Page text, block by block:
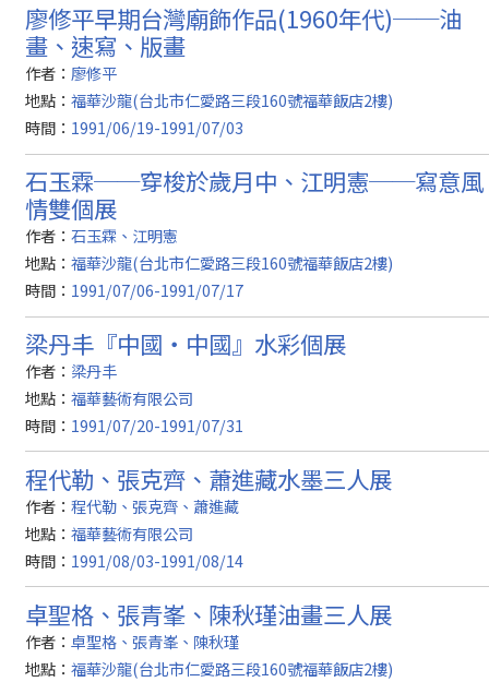
廖修平早期台灣廟飾作品(1960年代)──油
畫、速寫、版畫
作者： 廖修平
地點： 福華沙龍(台北市仁愛路三段160號福華飯店2樓)
時間： 1991/06/19-1991/07/03
石玉霖──穿梭於歲月中、江明憲──寫意風
情雙個展
作者： 石玉霖、江明憲
地點： 福華沙龍(台北市仁愛路三段160號福華飯店2樓)
時間： 1991/07/06-1991/07/17
梁丹丰『中國‧中國』水彩個展
作者： 梁丹丰
地點： 福華藝術有限公司
時間： 1991/07/20-1991/07/31
程代勒、張克齊、蕭進藏水墨三人展
作者： 程代勒、張克齊、蕭進藏
地點： 福華藝術有限公司
時間： 1991/08/03-1991/08/14
卓聖格、張青峯、陳秋瑾油畫三人展
作者： 卓聖格、張青峯、陳秋瑾
地點： 福華沙龍(台北市仁愛路三段160號福華飯店2樓)